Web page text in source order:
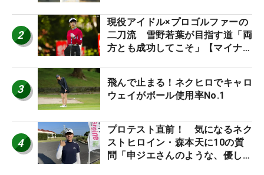
2
現役アイドル×プロゴルファーの
二刀流 雪野若葉が目指す道「両
方とも成功してこそ」【マイナビ
3
飛んで止まる！ネクヒロでキャロ
ウェイがボール使用率No.1
4
プロテスト直前！ 気になるネク
ストヒロイン・森本天に10の質
問「申ジエさんのような、優しく